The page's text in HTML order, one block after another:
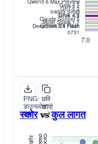
PNG
डाउनलोड
करें
छवि
कॉपी
करें
स्कोर vs कुल लागत